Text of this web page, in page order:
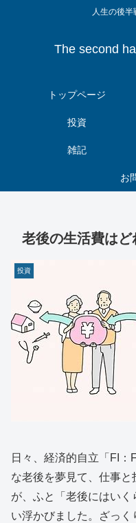
人生の後半
The second
トップページ
投資
雑記
お
老後の生活費はど
投資
日々、経済的自立「FI
な老後を夢見て、仕事
が、ふと「老後にはい
い浮かびました。ざっ